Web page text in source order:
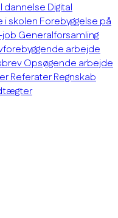
dannelseDigital
i skolenForebyggelse på
jobGeneralforsamling
arbejde
Opsøgende arbejde
ReferaterRegnskab